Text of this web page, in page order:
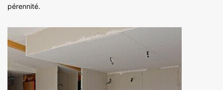
pérennité.